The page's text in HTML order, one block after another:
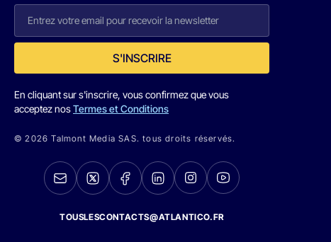
S'INSCRIRE
En cliquant sur s'inscrire, vous confirmez que vous
acceptez nosTermes et Conditions
© 2026 Talmont Media SAS. tous droits réservés.
TOUSLESCONTACTS@ATLANTICO.FR